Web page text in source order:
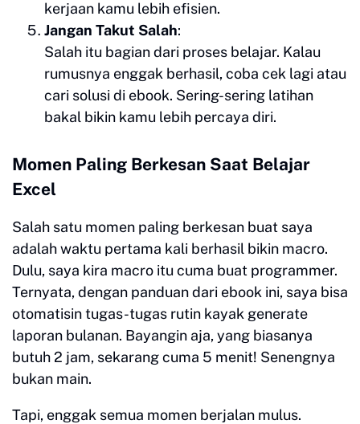
kerjaan kamu lebih efisien.
Jangan Takut Salah:
Salah itu bagian dari proses belajar. Kalau
rumusnya enggak berhasil, coba cek lagi atau
cari solusi di ebook. Sering-sering latihan
bakal bikin kamu lebih percaya diri.
Momen Paling Berkesan Saat Belajar
Excel
Salah satu momen paling berkesan buat saya
adalah waktu pertama kali berhasil bikin macro.
Dulu, saya kira macro itu cuma buat programmer.
Ternyata, dengan panduan dari ebook ini, saya bisa
otomatisin tugas-tugas rutin kayak generate
laporan bulanan. Bayangin aja, yang biasanya
butuh 2 jam, sekarang cuma 5 menit! Senengnya
bukan main.
Tapi, enggak semua momen berjalan mulus.